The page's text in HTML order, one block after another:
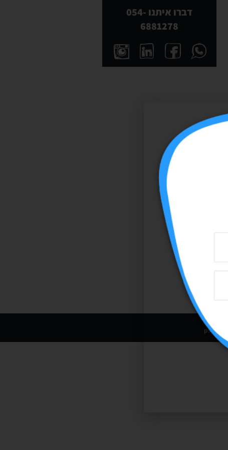
דברו איתנו 054-
6881278
psycat